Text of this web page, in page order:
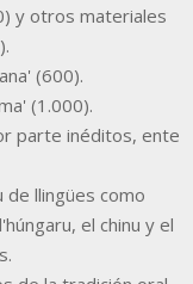
y otros materiales
(600).
(1.000).
parte inéditos, ente
de llingües como
el chinu y el